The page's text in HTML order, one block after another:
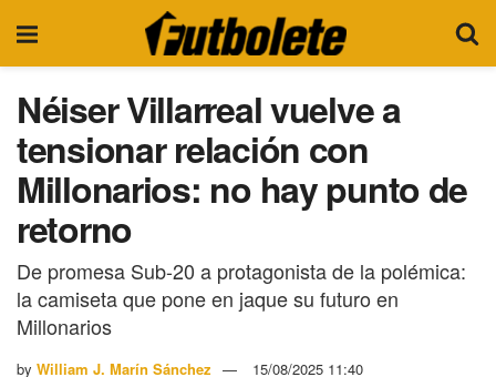
Néiser Villarreal vuelve a
tensionar relación con
Millonarios: no hay punto de
retorno
De promesa Sub-20 a protagonista de la polémica:
la camiseta que pone en jaque su futuro en
Millonarios
by William J. Marín Sánchez 15/08/2025 11:40